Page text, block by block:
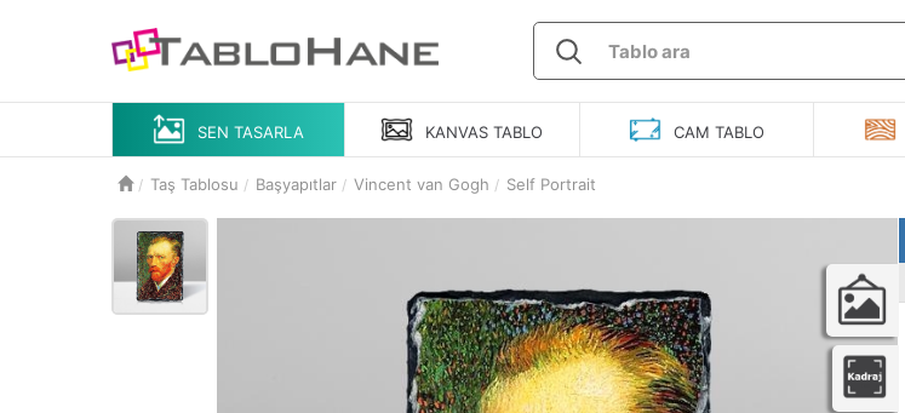
SEN TASARLA KANVAS TABLO CAM TABLO
Taş Tablosu Başyapıtlar Vincent van Gogh Self Portrait